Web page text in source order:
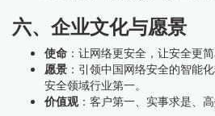
六、企业文化与愿景
使命 ：让网络更安全，让安全更简
愿景 ：引领中国网络安全的智能
安全领域行业第一。
价值观：客户第一、实事求是、高